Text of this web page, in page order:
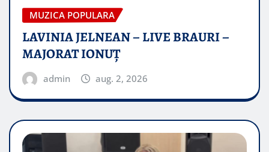
MUZICA POPULARA
LAVINIA JELNEAN – LIVE BRAURI –
MAJORAT IONUŢ
admin aug. 2, 2026